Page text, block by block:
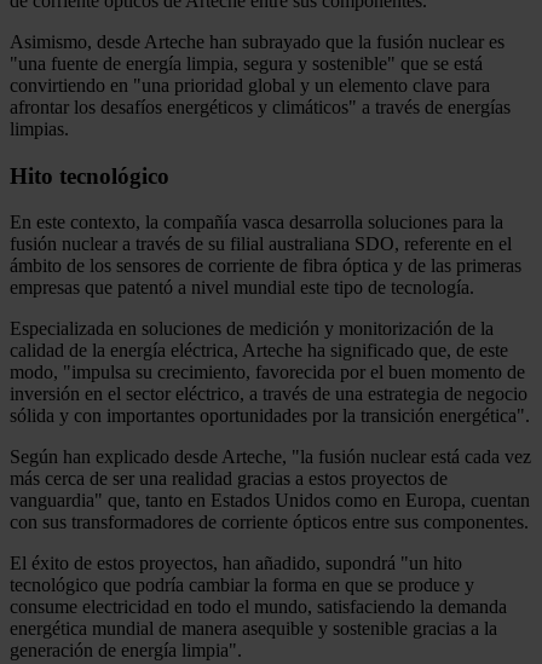
Asimismo, desde Arteche han subrayado que la fusión nuclear es
"una fuente de energía limpia, segura y sostenible" que se está
convirtiendo en "una prioridad global y un elemento clave para
afrontar los desafíos energéticos y climáticos" a través de energías
limpias.
Hito tecnológico
En este contexto, la compañía vasca desarrolla soluciones para la
fusión nuclear a través de su filial australiana SDO, referente en el
ámbito de los sensores de corriente de fibra óptica y de las primeras
empresas que patentó a nivel mundial este tipo de tecnología.
Especializada en soluciones de medición y monitorización de la
calidad de la energía eléctrica, Arteche ha significado que, de este
modo, "impulsa su crecimiento, favorecida por el buen momento de
inversión en el sector eléctrico, a través de una estrategia de negocio
sólida y con importantes oportunidades por la transición energética".
Según han explicado desde Arteche, "la fusión nuclear está cada vez
más cerca de ser una realidad gracias a estos proyectos de
vanguardia" que, tanto en Estados Unidos como en Europa, cuentan
con sus transformadores de corriente ópticos entre sus componentes.
El éxito de estos proyectos, han añadido, supondrá "un hito
tecnológico que podría cambiar la forma en que se produce y
consume electricidad en todo el mundo, satisfaciendo la demanda
energética mundial de manera asequible y sostenible gracias a la
generación de energía limpia".